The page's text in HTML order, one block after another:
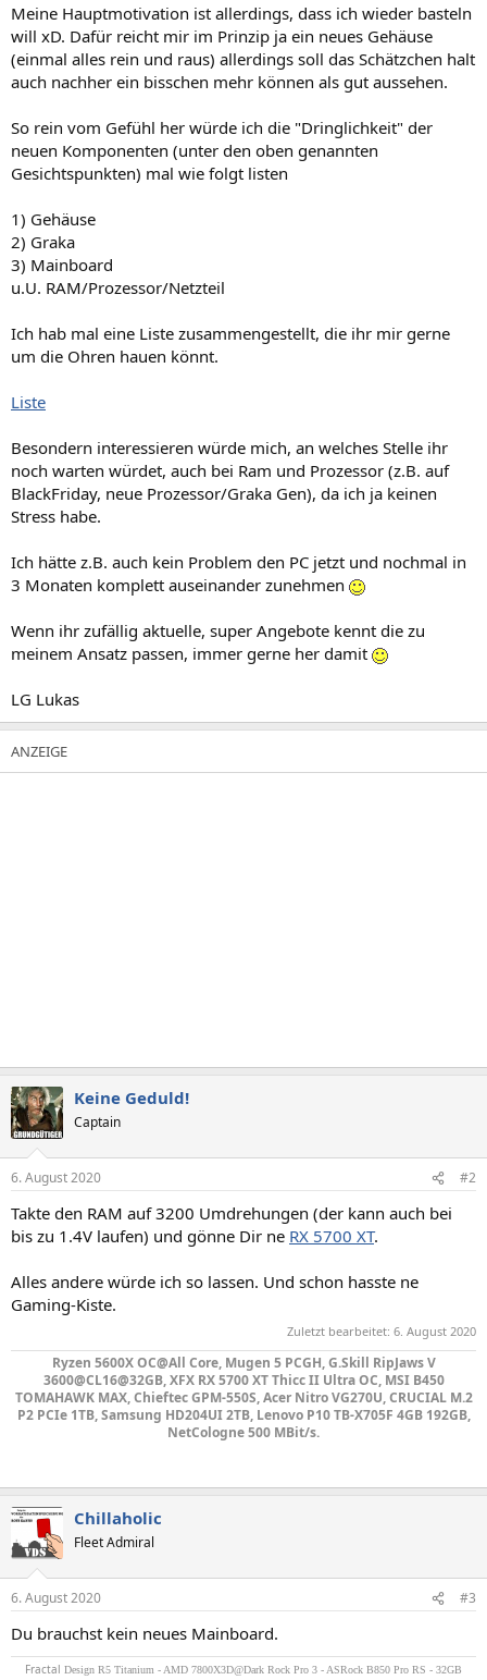
Meine Hauptmotivation ist allerdings, dass ich wieder basteln
will xD. Dafür reicht mir im Prinzip ja ein neues Gehäuse
(einmal alles rein und raus) allerdings soll das Schätzchen halt
auch nachher ein bisschen mehr können als gut aussehen.
So rein vom Gefühl her würde ich die "Dringlichkeit" der
neuen Komponenten (unter den oben genannten
Gesichtspunkten) mal wie folgt listen
1) Gehäuse
2) Graka
3) Mainboard
u.U. RAM/Prozessor/Netzteil
Ich hab mal eine Liste zusammengestellt, die ihr mir gerne
um die Ohren hauen könnt.
Liste
Besondern interessieren würde mich, an welches Stelle ihr
noch warten würdet, auch bei Ram und Prozessor (z.B. auf
BlackFriday, neue Prozessor/Graka Gen), da ich ja keinen
Stress habe.
Ich hätte z.B. auch kein Problem den PC jetzt und nochmal in
3 Monaten komplett auseinander zunehmen
Wenn ihr zufällig aktuelle, super Angebote kennt die zu
meinem Ansatz passen, immer gerne her damit
LG Lukas
Keine Geduld!
Captain
6. August 2020 #2
Takte den RAM auf 3200 Umdrehungen (der kann auch bei
bis zu 1.4V laufen) und gönne Dir ne RX 5700 XT.
Alles andere würde ich so lassen. Und schon hasste ne
Gaming-Kiste.
Zuletzt bearbeitet: 6. August 2020
Ryzen 5600X OC@All Core, Mugen 5 PCGH, G.Skill RipJaws V
3600@CL16@32GB, XFX RX 5700 XT Thicc II Ultra OC, MSI B450
TOMAHAWK MAX, Chieftec GPM-550S, Acer Nitro VG270U, CRUCIAL M.2
P2 PCIe 1TB, Samsung HD204UI 2TB, Lenovo P10 TB-X705F 4GB 192GB,
NetCologne 500 MBit/s.
Chillaholic
Fleet Admiral
6. August 2020 #3
Du brauchst kein neues Mainboard.
Fractal Design R5 Titanium - AMD 7800X3D@Dark Rock Pro 3 - ASRock B850 Pro RS - 32GB